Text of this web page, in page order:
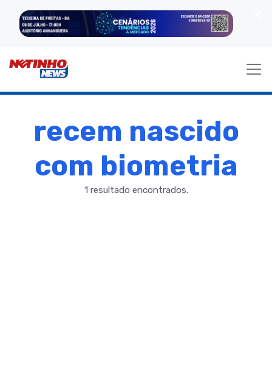
recem nascido
com biometria
1 resultado encontrados.